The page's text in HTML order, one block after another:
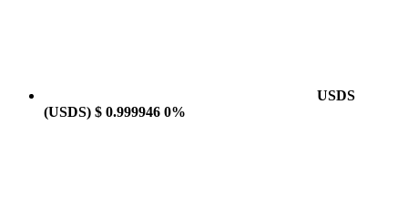
USDS
(USDS) $ 0.999946 0%